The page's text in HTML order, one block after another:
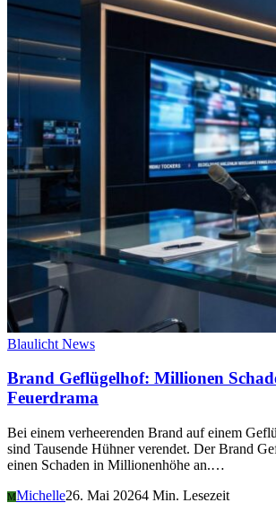
Blaulicht News
Brand Geflügelhof: Millionen
Feuerdrama
Bei einem verheerenden Brand auf einem
sind Tausende Hühner verendet. Der Brand
einen Schaden in Millionenhöhe an.…
MMichelle26. Mai 20264 Min. Lesezeit